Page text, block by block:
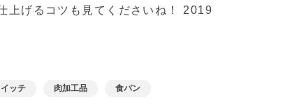
上げるコツも見てくださいね！ 2019
ッチ 肉加工品 食パン